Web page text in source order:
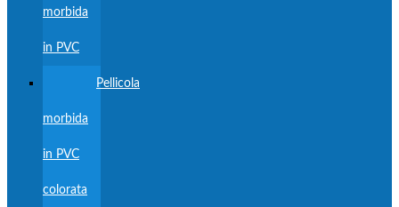
morbida
in PVC
Pellicola
morbida
in PVC
colorata